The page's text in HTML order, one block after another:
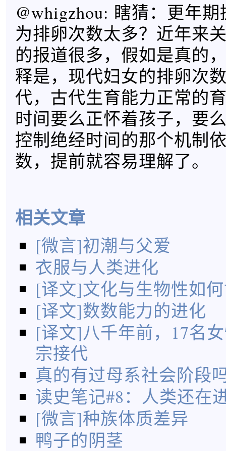
@whigzhou: 瞎猜：更年
为排卵次数太多？近年来
的报道很多，假如是真的
释是，现代妇女的排卵次
代，古代生育能力正常的
时间要么正怀着孩子，要
控制绝经时间的那个机制
数，提前就容易理解了。
相关文章
[微言]初潮与父爱
衣服与人类进化
[译文]文化与生物性如
[译文]数数能力的进化
[译文]八千年前，17名
宗接代
真的有过母系社会阶段
读史笔记#8：人类还在
[微言]种族体质差异
鸭子的阴茎